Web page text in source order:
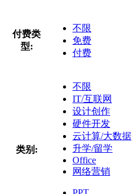
付费类
型:
不限
免费
付费
类别:
不限
IT/互联网
设计创作
硬件开发
云计算/大数据
升学/留学
Office
网络营销